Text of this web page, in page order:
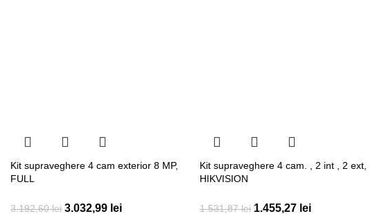
Kit supraveghere 4 cam exterior 8 MP,
FULL
3.192,60lei 3.032,99 lei
Kit supraveghere 4 cam. , 2 int , 2 ext,
HIKVISION
1.531,87lei 1.455,27 lei